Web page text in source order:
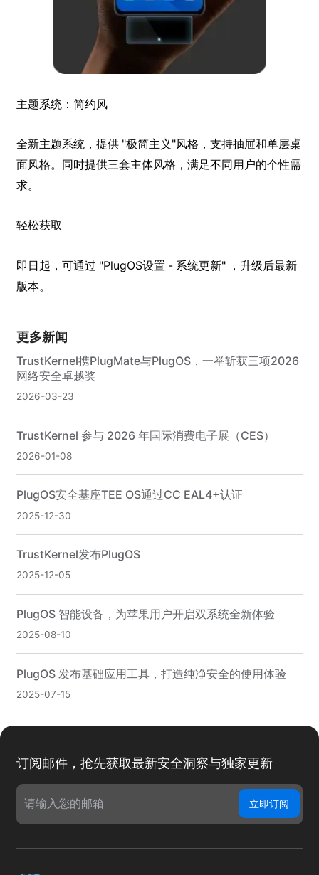
主题系统：简约风
全新主题系统，提供 "极简主义"风格，支持抽屉和单层桌
面风格。同时提供三套主体风格，满足不同用户的个性需
求。
轻松获取
即日起，可通过 "PlugOS设置 - 系统更新" ，升级后最新
版本。
更多新闻
TrustKernel携PlugMate与PlugOS，一举斩获三项2026
网络安全卓越奖
2026-03-23
TrustKernel 参与 2026 年国际消费电子展（CES）
2026-01-08
PlugOS安全基座TEE OS通过CC EAL4+认证
2025-12-30
TrustKernel发布PlugOS
2025-12-05
PlugOS 智能设备，为苹果用户开启双系统全新体验
2025-08-10
PlugOS 发布基础应用工具，打造纯净安全的使用体验
2025-07-15
订阅邮件，抢先获取最新安全洞察与独家更新
立即订阅